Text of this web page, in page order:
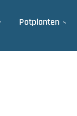
Română
Potplanten